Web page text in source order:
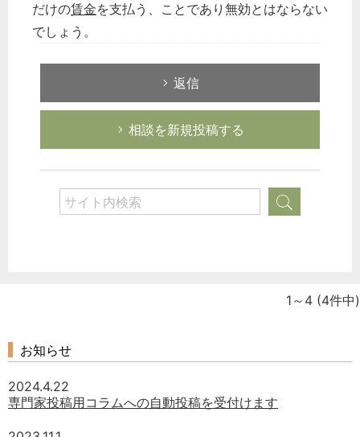
だけの賃金を支払う、ことであり無効とはならない
でしょう。
返信
相談を新規投稿する
1～4 (4件中)
お知らせ
2024.4.22
専門家投稿用コラムへの自動投稿を受付けます